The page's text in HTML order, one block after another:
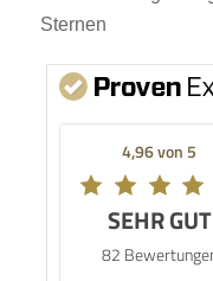
4,96 von 5
SEHR GUT
82